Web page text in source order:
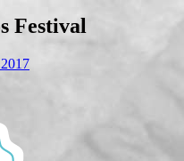
Festival